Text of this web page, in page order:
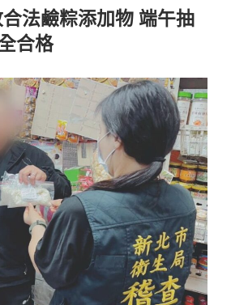
法鹼粽添加物 端午抽
合格